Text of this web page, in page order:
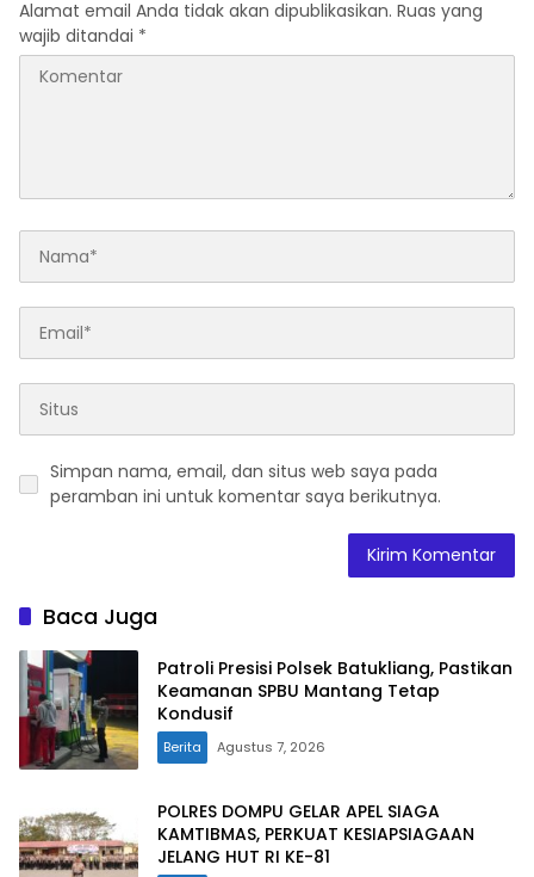
Alamat email Anda tidak akan dipublikasikan. Ruas yang
wajib ditandai *
Simpan nama, email, dan situs web saya pada
peramban ini untuk komentar saya berikutnya.
Baca Juga
Patroli Presisi Polsek Batukliang, Pastikan
Keamanan SPBU Mantang Tetap
Kondusif
Berita Agustus 7, 2026
POLRES DOMPU GELAR APEL SIAGA
KAMTIBMAS, PERKUAT KESIAPSIAGAAN
JELANG HUT RI KE-81